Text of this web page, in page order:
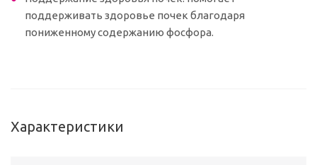
поддерживать здоровье почек благодаря
пониженному содержанию фосфора.
Характеристики